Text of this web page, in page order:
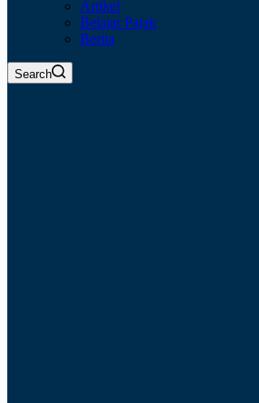
Artikel
Belajar Pajak
Berita
Search